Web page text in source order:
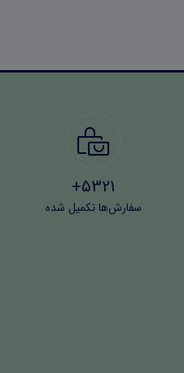
5321+
سفارش‌ها تکمیل شده